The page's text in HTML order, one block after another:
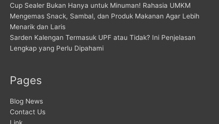
Cup Sealer Bukan Hanya untuk Minuman! Rahasia UMKM
Mengemas Snack, Sambal, dan Produk Makanan Agar Lebih
Menarik dan Laris
Sarden Kalengan Termasuk UPF atau Tidak? Ini Penjelasan
Lengkap yang Perlu Dipahami
Pages
Blog News
Contact Us
Link